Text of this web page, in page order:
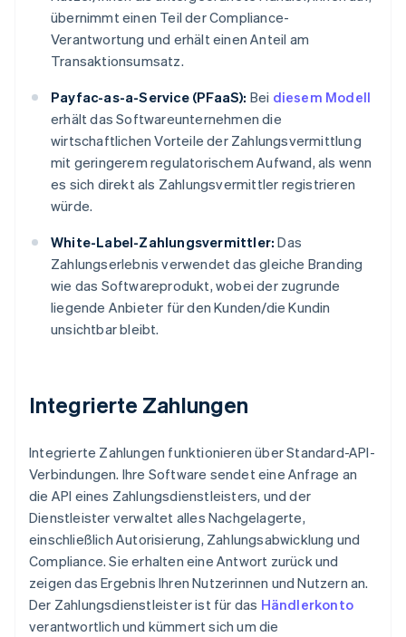
übernimmt einen Teil der Compliance-
Verantwortung und erhält einen Anteil am
Transaktionsumsatz.
Payfac-as-a-Service (PFaaS): Bei diesem Modell
erhält das Softwareunternehmen die
wirtschaftlichen Vorteile der Zahlungsvermittlung
mit geringerem regulatorischem Aufwand, als wenn
es sich direkt als Zahlungsvermittler registrieren
würde.
White-Label-Zahlungsvermittler: Das
Zahlungserlebnis verwendet das gleiche Branding
wie das Softwareprodukt, wobei der zugrunde
liegende Anbieter für den Kunden/die Kundin
unsichtbar bleibt.
Integrierte Zahlungen
Integrierte Zahlungen funktionieren über Standard-API-
Verbindungen. Ihre Software sendet eine Anfrage an
die API eines Zahlungsdienstleisters, und der
Dienstleister verwaltet alles Nachgelagerte,
einschließlich Autorisierung, Zahlungsabwicklung und
Compliance. Sie erhalten eine Antwort zurück und
zeigen das Ergebnis Ihren Nutzerinnen und Nutzern an.
Der Zahlungsdienstleister ist für das Händlerkonto
verantwortlich und kümmert sich um die